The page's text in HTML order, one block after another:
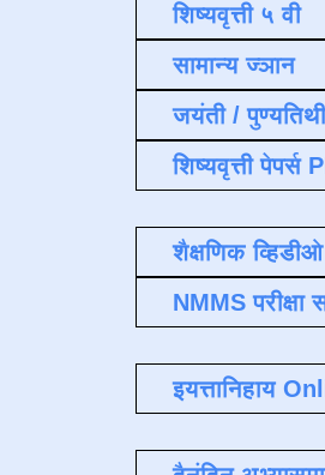
शिष्यवृत्ती ५ वी
सामान्य ज्ञान
जयंती /
शिष्यवृत्ती पेपर्स
शैक्षणिक व्हिडीओ
NMMS परीक्षा
इयत्तानिहाय